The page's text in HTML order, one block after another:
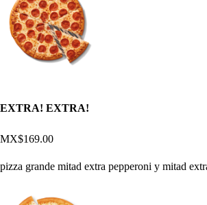
EXTRA! EXTRA!
MX$169.00
pizza grande mitad extra pepperoni y mitad